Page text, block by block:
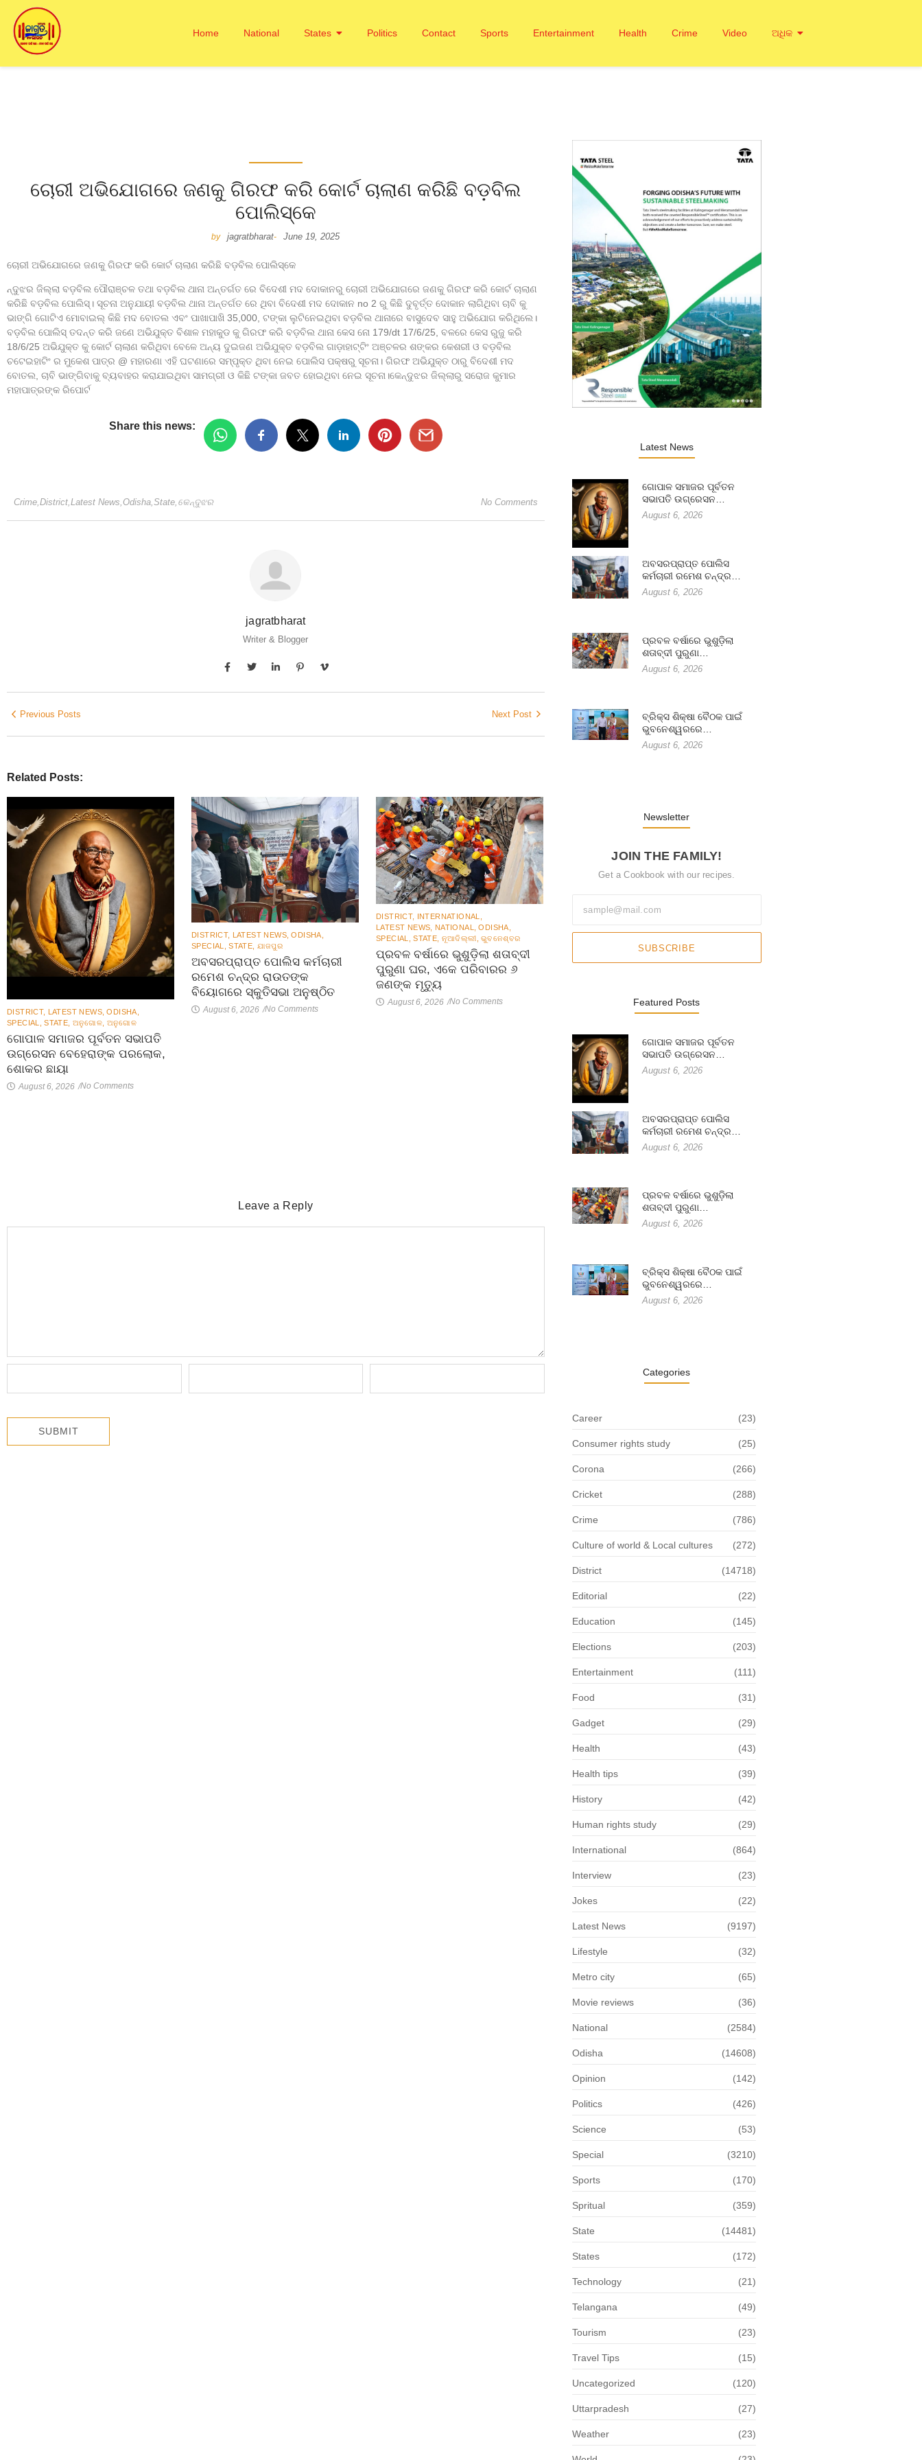
Home National States Politics Contact Sports Entertainment Health Crime Video ଅଧିକ
ଚୋରୀ ଅଭିଯୋଗରେ ଜଣକୁ ଗିରଫ କରି କୋର୍ଟ ଚାଲାଣ କରିଛି ବଡ଼ବିଲ
ପୋଲିସ୍କେ
by jagratbharat- June 19, 2025
ଚୋରୀ ଅଭିଯୋଗରେ ଜଣକୁ ଗିରଫ କରି କୋର୍ଟ ଚାଲାଣ କରିଛି ବଡ଼ବିଲ ପୋଲିସ୍କେ
ନ୍ଦୁଝର ଜିଲ୍ଲା ବଡ଼ବିଲ ପୌରାଞ୍ଚଳ ତଥା ବଡ଼ବିଲ ଥାନା ଅନ୍ତର୍ଗତ ରେ ବିଦେଶୀ ମଦ ଦୋକାନରୁ ଚୋରୀ ଅଭିଯୋଗରେ ଜଣକୁ ଗିରଫ କରି କୋର୍ଟ ଚାଲାଣ
କରିଛି ବଡ଼ବିଲ ପୋଲିସ୍। ସୂଚନା ଅନୁଯାୟୀ ବଡ଼ବିଲ ଥାନା ଅନ୍ତର୍ଗତ ରେ ଥିବା ବିଦେଶୀ ମଦ ଦୋକାନ no 2 ରୁ କିଛି ଦୁବୃର୍ତ୍ତ ଦୋକାନ ଲାଗିଥିବା ଚାବି କୁ
ଭାଙ୍ଗି ଗୋଟିଏ ମୋବାଇଲ୍ କିଛି ମଦ ବୋତଲ ଏବଂ ପାଖାପାଖି 35,000, ଟଙ୍କା ଲୁଟିନେଇଥିବା ବଡ଼ବିଲ ଥାନାରେ ବାସୁଦେବ ସାହୁ ଅଭିଯୋଗ କରିଥିଲେ।
ବଡ଼ବିଲ ପୋଲିସ୍ ତଦନ୍ତ କରି ଜଣେ ଅଭିଯୁକ୍ତ ବିଶାଳ ମହାକୁଡ କୁ ଗିରଫ କରି ବଡ଼ବିଲ ଥାନା କେସ ନୋ 179/dt 17/6/25, ବଳରେ କେସ ରୁଜୁ କରି
18/6/25 ଅଭିଯୁକ୍ତ କୁ କୋର୍ଟ ଚାଲାଣ କରିଥିବା ବେଳେ ଅନ୍ୟ ଦୁଇଜଣ ଅଭିଯୁକ୍ତ ବଡ଼ବିଲ ଗାଡ଼ାହାଟ୍ଟିଂ ଅଞ୍ଚଳର ଶଙ୍କର କେଶରୀ ଓ ବଡ଼ବିଲ
ଚଟେଇହାଟିଂ ର ମୁକେଶ ପାତ୍ର @ ମହାରଣା ଏହି ଘଟଣାରେ ସମ୍ପୃକ୍ତ ଥିବା ନେଇ ପୋଲିସ ପକ୍ଷରୁ ସୂଚନା। ଗିରଫ ଅଭିଯୁକ୍ତ ଠାରୁ ବିଦେଶୀ ମଦ
ବୋତଲ, ଚାବି ଭାଙ୍ଗିବାକୁ ବ୍ୟବାହର କରାଯାଇଥିବା ସାମଗ୍ରୀ ଓ କିଛି ଟଙ୍କା ଜବତ ହୋଇଥିବା ନେଇ ସୂଚନା।କେନ୍ଦୁଝର ଜିଲ୍ଲାରୁ ସରୋଜ କୁମାର
ମହାପାତ୍ରଙ୍କ ରିପୋର୍ଟ
Share this news:
Crime District Latest News Odisha State କେନ୍ଦୁଝର No Comments
jagratbharat
Writer & Blogger
Previous Posts Next Post
Related Posts:
DISTRICT, LATEST NEWS ODISHA
SPECIAL
STATE ଅନୁଗୋଳ ଅନୁଗୋଳ
ଗୋପାଳ ସମାଜର ପୂର୍ବତନ ସଭାପତି
ଉଗ୍ରେସନ ବେହେରାଙ୍କ ପରଲୋକ,
ଶୋକର ଛାୟା
August 6, 2026 /No Comments
DISTRICT, LATEST NEWS ODISHA
SPECIAL
STATE ଯାଜପୁର
ଅବସରପ୍ରାପ୍ତ ପୋଲିସ କର୍ମଚାରୀ
ରମେଶ ଚନ୍ଦ୍ର ରାଉତଙ୍କ
ବିୟୋଗରେ ସ୍କୁତିସଭା ଅନୁଷ୍ଠିତ
August 6, 2026 /No Comments
DISTRICT, INTERNATIONAL
LATEST NEWS
NATIONAL ODISHA
SPECIAL
STATE ନୂଆଦିଲ୍ଲୀ ଭୁବନେଶ୍ବର
ପ୍ରବଳ ବର୍ଷାରେ ଭୁଶୁଡ଼ିଲା ଶତାବ୍ଦୀ
ପୁରୁଣା ଘର, ଏକେ ପରିବାରର ୬
ଜଣଙ୍କ ମୃତ୍ୟୁ
August 6, 2026 /No Comments
Leave a Reply
Latest News
ଗୋପାଳ ସମାଜର ପୂର୍ବତନ
ସଭାପତି ଉଗ୍ରେସନ…
August 6, 2026
ଅବସରପ୍ରାପ୍ତ ପୋଲିସ
କର୍ମଚାରୀ ରମେଶ ଚନ୍ଦ୍ର…
August 6, 2026
ପ୍ରବଳ ବର୍ଷାରେ ଭୁଶୁଡ଼ିଲା
ଶତାବ୍ଦୀ ପୁରୁଣା…
August 6, 2026
ବ୍ରିକ୍ସ ଶିକ୍ଷା ବୈଠକ ପାଇଁ
ଭୁବନେଶ୍ୱରରେ…
August 6, 2026
Newsletter
JOIN THE FAMILY!
Get a Cookbook with our recipes.
SUBSCRIBE
Featured Posts
ଗୋପାଳ ସମାଜର ପୂର୍ବତନ
ସଭାପତି ଉଗ୍ରେସନ…
August 6, 2026
ଅବସରପ୍ରାପ୍ତ ପୋଲିସ
କର୍ମଚାରୀ ରମେଶ ଚନ୍ଦ୍ର…
August 6, 2026
ପ୍ରବଳ ବର୍ଷାରେ ଭୁଶୁଡ଼ିଲା
ଶତାବ୍ଦୀ ପୁରୁଣା…
August 6, 2026
ବ୍ରିକ୍ସ ଶିକ୍ଷା ବୈଠକ ପାଇଁ
ଭୁବନେଶ୍ୱରରେ…
August 6, 2026
Categories
Career (23)
Consumer rights study (25)
Corona (266)
Cricket (288)
Crime (786)
Culture of world & Local cultures (272)
District (14718)
Editorial (22)
Education (145)
Elections (203)
Entertainment (111)
Food (31)
Gadget (29)
Health (43)
Health tips (39)
History (42)
Human rights study (29)
International (864)
Interview (23)
Jokes (22)
Latest News (9197)
Lifestyle (32)
Metro city (65)
Movie reviews (36)
National (2584)
Odisha (14608)
Opinion (142)
Politics (426)
Science (53)
Special (3210)
Sports (170)
Spritual (359)
State (14481)
States (172)
Technology (21)
Telangana (49)
Tourism (23)
Travel Tips (15)
Uncategorized (120)
Uttarpradesh (27)
Weather (23)